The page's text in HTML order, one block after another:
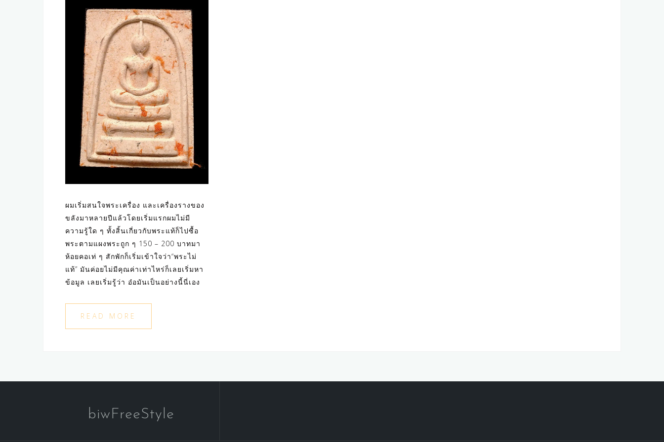
ผมเริ่มสนใจพระเครื่อง และเครื่องรางของ
ขลังมาหลายปีแล้วโดยเริ่มแรกผมไม่มี
ความรู้ใด ๆ ทั้งสิ้นเกี่ยวกับพระแท้ก็ไปซื้อ
พระตามแผงพระถูก ๆ 150 – 200 บาทมา
ห้อยคอเท่ ๆ สักพักก็เริ่มเข้าใจว่า“พระไม่
แท้” มันค่อยไม่มีคุณค่าเท่าไหร่ก็เลยเริ่มหา
ข้อมูล เลยเริ่มรู้ว่า อ๋อมันเป็นอย่างนี้นี่เอง
READ MORE
biwFreeStyle